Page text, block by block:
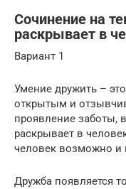
Сочинение на
раскрывает в
Вариант 1
Умение дружить –
открытым и
проявление
раскрывает в
человек возможно и
Дружба появляется